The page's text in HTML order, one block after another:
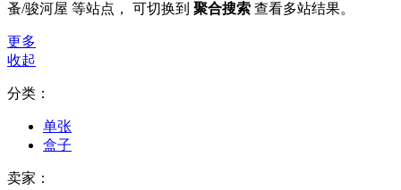
蚤/骏河屋 等站点， 可切换到 聚合搜索 查看多站结果。
更多
收起
分类：
单张
盒子
卖家：